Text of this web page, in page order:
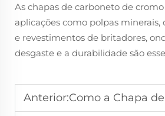
As chapas de carboneto de
aplicações como polpas
e revestimentos de britadores,
desgaste e a durabilidade são
Anterior:Como a Chapa de Carbeto de Cromo Prolonga